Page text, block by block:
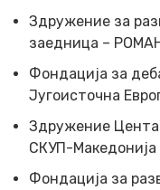
Здружение за
заедница –
Фондација за
Југоисточна
Здружение
СКУП-Македонија
Фондација за